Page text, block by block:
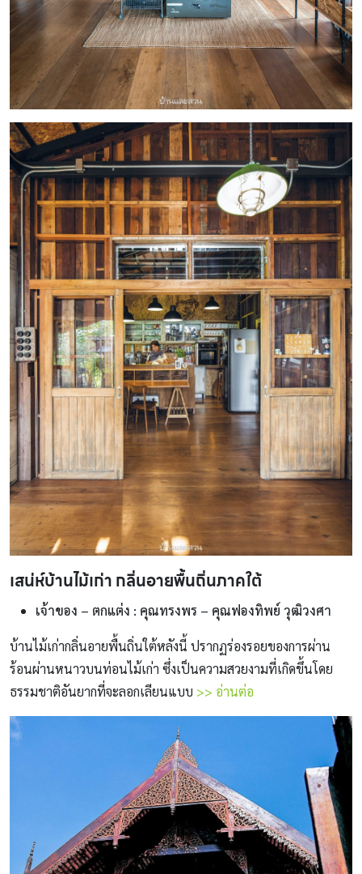
เสน่ห์บ้านไม้เก่า กลิ่นอายพื้นถิ่นภาคใต้
เจ้าของ – ตกแต่ง : คุณทรงพร – คุณฟองทิพย์ วุฒิวงศา
บ้านไม้เก่ากลิ่นอายพื้นถิ่นใต้หลังนี้ ปรากฏร่องรอยของการผ่าน
ร้อนผ่านหนาวบนท่อนไม้เก่า ซึ่งเป็นความสวยงามที่เกิดขึ้นโดย
ธรรมชาติอันยากที่จะลอกเลียนแบบ >> อ่านต่อ